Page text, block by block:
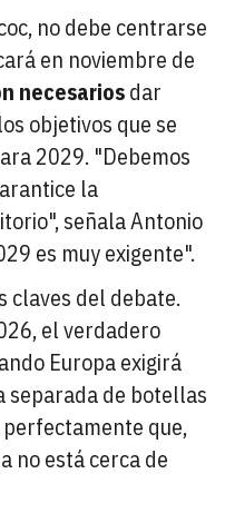
no debe centrarse
en noviembre de
necesariosdar
objetivos que se
2029. "Debemos
la
señala Antonio
es muy exigente".
claves del debate.
el verdadero
Europa exigirá
separada de botellas
que,
no está cerca de